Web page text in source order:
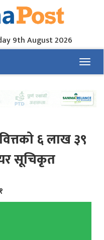
9th August 2026
६ लाख ३९
सूचिकृत